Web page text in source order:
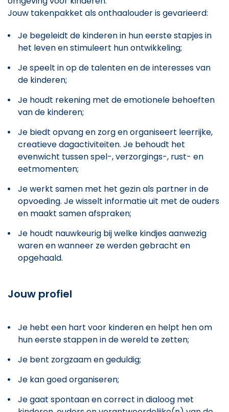
Jouw takenpakket als onthaalouder is gevarieerd:
Je begeleidt de kinderen in hun eerste stapjes in
het leven en stimuleert hun ontwikkeling;
Je speelt in op de talenten en de interesses van
de kinderen;
Je houdt rekening met de emotionele behoeften
van de kinderen;
Je biedt opvang en zorg en organiseert leerrijke,
creatieve dagactiviteiten. Je behoudt het
evenwicht tussen spel-, verzorgings-, rust- en
eetmomenten;
Je werkt samen met het gezin als partner in de
opvoeding. Je wisselt informatie uit met de ouders
en maakt samen afspraken;
Je houdt nauwkeurig bij welke kindjes aanwezig
waren en wanneer ze werden gebracht en
opgehaald.
Jouw profiel
Je hebt een hart voor kinderen en helpt hen om
hun eerste stappen in de wereld te zetten;
Je bent zorgzaam en geduldig;
Je kan goed organiseren;
Je gaat spontaan en correct in dialoog met